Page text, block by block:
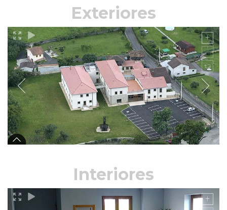
Exteriores
Interiores